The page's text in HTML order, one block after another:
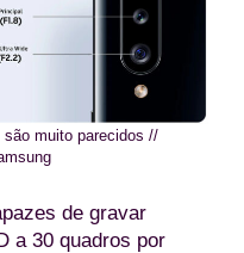
muito parecidos //
de gravar
a 30 quadros por